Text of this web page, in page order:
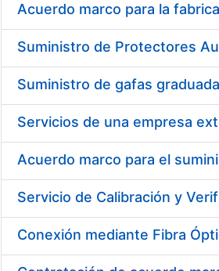
Acuerdo marco para la
Acuerdo marco para el